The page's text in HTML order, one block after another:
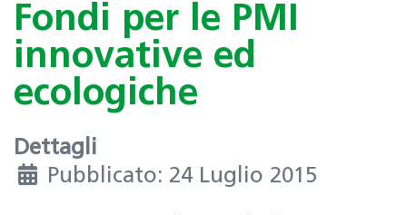
Fondi per le PMI
innovative ed
ecologiche
Dettagli
Pubblicato: 24 Luglio 2015